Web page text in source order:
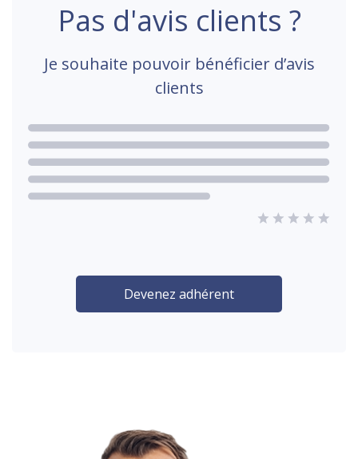
Pas d'avis clients ?
Je souhaite pouvoir bénéficier d’avis
clients
Devenez adhérent